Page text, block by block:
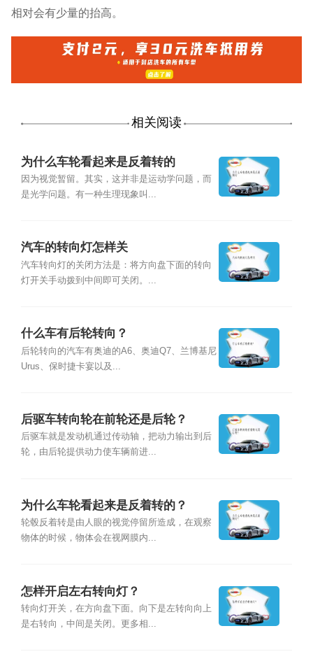
相对会有少量的抬高。
相关阅读
为什么车轮看起来是反着转的
因为视觉暂留。其实，这并非是运动学问题，而
是光学问题。有一种生理现象叫...
汽车的转向灯怎样关
汽车转向灯的关闭方法是：将方向盘下面的转向
灯开关手动拨到中间即可关闭。...
什么车有后轮转向？
后轮转向的汽车有奥迪的A6、奥迪Q7、兰博基尼
Urus、保时捷卡宴以及...
后驱车转向轮在前轮还是后轮？
后驱车就是发动机通过传动轴，把动力输出到后
轮，由后轮提供动力使车辆前进...
为什么车轮看起来是反着转的？
轮毂反着转是由人眼的视觉停留所造成，在观察
物体的时候，物体会在视网膜内...
怎样开启左右转向灯？
转向灯开关，在方向盘下面。向下是左转向向上
是右转向，中间是关闭。更多相...